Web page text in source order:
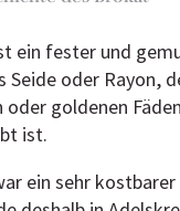
ein fester und
Seide oder Rayon,
oder goldenen Fäden
ist.
ein sehr